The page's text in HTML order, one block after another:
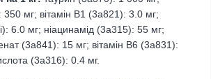
350 мг; вітамін B1 (3a821): 3.0 мг;
6.0 мг; ніацинамід (3a315): 55 мг;
(3a841): 15 мг; вітамін B6 (3a831):
(3a316): 0.4 мг.